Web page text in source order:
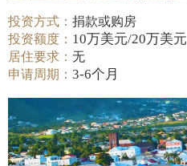
投资方式：捐款或购房
投资额度： 10万美元/20万美元
居住要求：无
申请周期：3-6个月